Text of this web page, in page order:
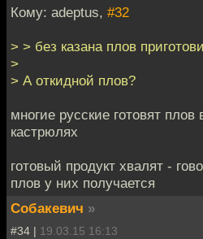
Кому: adeptus, #32
> > без казана плов
>
> А откидной плов?
многие русские готовят
кастрюлях
готовый продукт хвалят -
плов у них получается
Собакевич »
#34 | 19.03.15 16:13